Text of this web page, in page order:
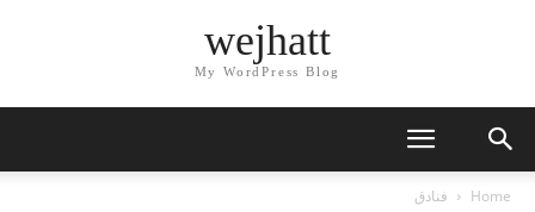
wejhatt
My WordPress Blog
Home فنادق